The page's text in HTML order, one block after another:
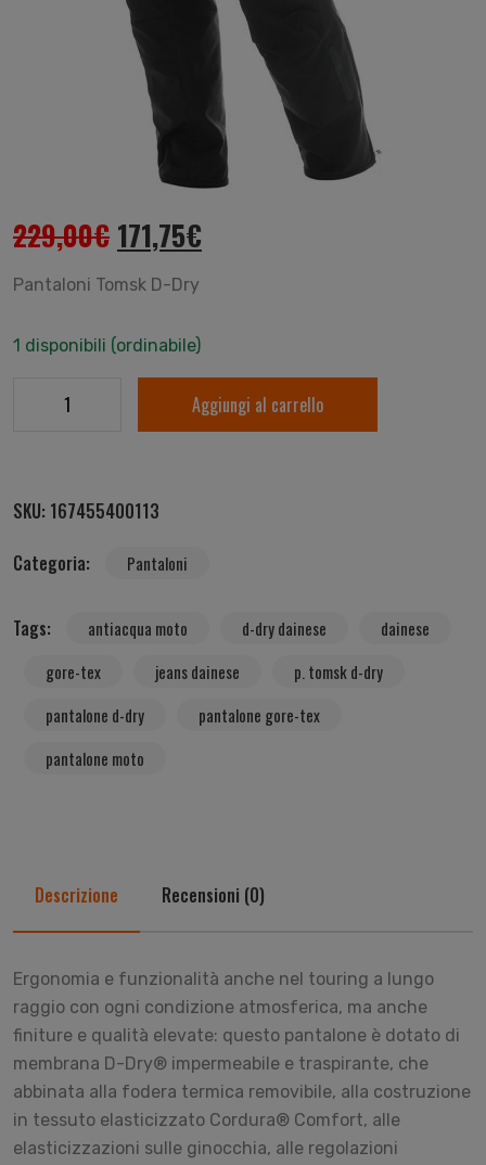
229,00€ 171,75€
Pantaloni Tomsk D-Dry
1 disponibili (ordinabile)
Aggiungi al carrello
SKU: 167455400113
Categoria:
Pantaloni
Tags: antiacqua moto d-dry dainese
dainese
gore-tex
jeans dainese
p. tomsk d-dry
pantalone d-dry
pantalone gore-tex
pantalone moto
Descrizione Recensioni (0)
Ergonomia e funzionalità anche nel touring a lungo
raggio con ogni condizione atmosferica, ma anche
finiture e qualità elevate: questo pantalone è dotato di
membrana D-Dry® impermeabile e traspirante, che
abbinata alla fodera termica removibile, alla costruzione
in tessuto elasticizzato Cordura® Comfort, alle
elasticizzazioni sulle ginocchia, alle regolazioni